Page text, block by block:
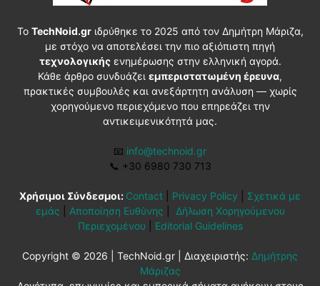
Το TechNoid.grιδρύθηκε το 2025 από τον Δημήτρη Μάριζα,
με στόχο να αποτελέσει την πιο αξιόπιστη πηγή
τεχνολογικήςενημέρωσης στην ελληνική αγορά.
Κάθε άρθρο συνδυάζει εμπεριστατωμένη έρευνα,
πρακτικές συμβουλές και ανεξάρτητη ανάλυση — χωρίς
χορηγούμενο περιεχόμενο που επηρεάζει την
αντικειμενικότητά μας.
📧 info@technoid.gr
📞 +30 6980 730 713
Χρήσιμοι Σύνδεσμοι: Contact Privacy Policy
Σχετικά με
εμάς
Αποποίηση Ευθύνης
Δήλωση Χορηγούμενου
Περιεχομένου
Editorial Guidelines
Copyright © 2026 | TechNoid.gr | Διαχειριστής: Δημήτρης
Μάριζας